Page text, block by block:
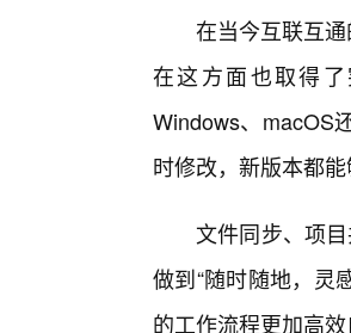
在当今互联互
在这方面也取得
Windows、macOS
时修改，新版本都
文件同步、项
做到“随时随地，灵
的工作流程更加高效